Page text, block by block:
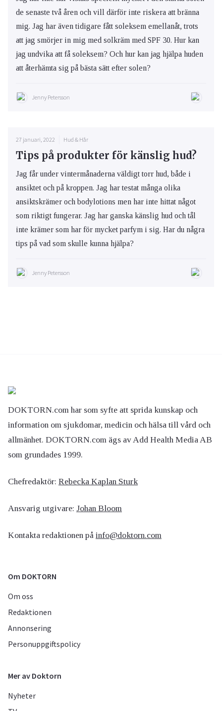
de senaste två åren och vill därför inte riskera att bränna
mig. Jag har även tidigare fått soleksem emellanåt, trots
att jag smörjer in mig med solkräm med SPF 30. Hur kan
jag undvika att få soleksem? Och hur kan jag hjälpa huden
att återhämta sig på bästa sätt efter solen?
Jenny Petersson
27 januari, 2022 Hud & Hår
Tips på produkter för känslig hud?
Jag får under vintermånaderna väldigt torr hud, både i
ansiktet och på kroppen. Jag har testat många olika
ansiktskrämer och bodylotions men har inte hittat något
som riktigt fungerar. Jag har ganska känslig hud och tål
inte krämer som har för mycket parfym i sig. Har du några
tips på vad som skulle kunna hjälpa?
Jenny Petersson
DOKTORN.com har som syfte att sprida kunskap och
information om sjukdomar, medicin och hälsa till vård och
allmänhet. DOKTORN.com ägs av Add Health Media AB
som grundades 1999.
Chefredaktör: Rebecka Kaplan Sturk
Ansvarig utgivare: Johan Bloom
Kontakta redaktionen på info@doktorn.com
Om DOKTORN
Om oss
Redaktionen
Annonsering
Personuppgiftspolicy
Mer av Doktorn
Nyheter